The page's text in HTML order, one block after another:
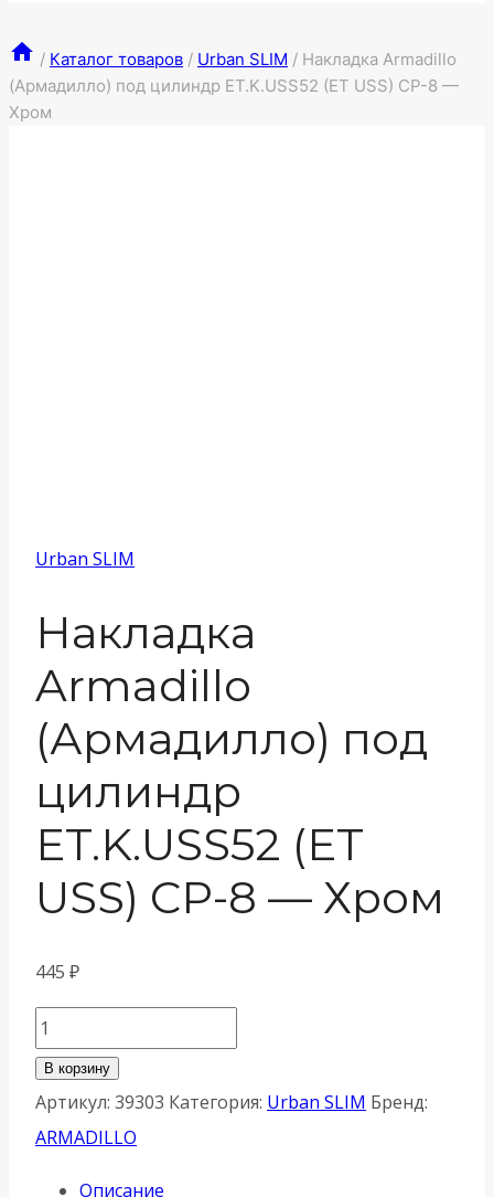
/ Каталог товаров / Urban SLIM / Накладка Armadillo
(Армадилло) под цилиндр ET.K.USS52 (ET USS) CP-8 —
Хром
Urban SLIM
Накладка
Armadillo
(Армадилло) под
цилиндр
ET.K.USS52 (ET
USS) CP-8 — Хром
445 ₽
Количество
товара
Накладка
Armadillo
В корзину
Артикул: 39303 Категория: Urban SLIM Бренд:
ARMADILLO
Описание